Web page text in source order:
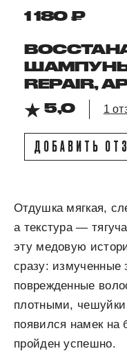
1 180 ₽
ШАМПУНЬ
REPAIR,
5,0
1
ДОБАВИТЬ
Отдушка мягкая,
а текстура —
эту медовую
сразу: измученные
поврежденные
плотными,
появился намек на
пройден успешно.